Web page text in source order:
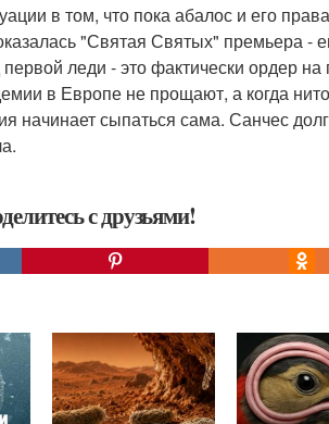
в том, что пока абалос и его
"Святая Святых" премьера -
леди - это фактически ордер
в Европе не прощают, а когда
начинает сыпаться сама. Санчес
с друзьями!